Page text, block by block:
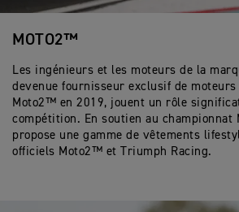
MOTO2™
Les ingénieurs et les moteurs de la
devenue fournisseur exclusif de
Moto2™ en 2019, jouent un rôle
compétition. En soutien au championnat
propose une gamme de vêtements
officiels Moto2™ et Triumph Racing.